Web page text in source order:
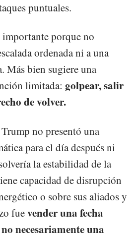
puntuales.
porque no
ordenada ni a una
Más bien sugiere una
limitada: golpear, salir
de volver.
no presentó una
para el día después ni
la estabilidad de la
capacidad de disrupción
o sobre sus aliados y
fuevender una fecha
necesariamente una